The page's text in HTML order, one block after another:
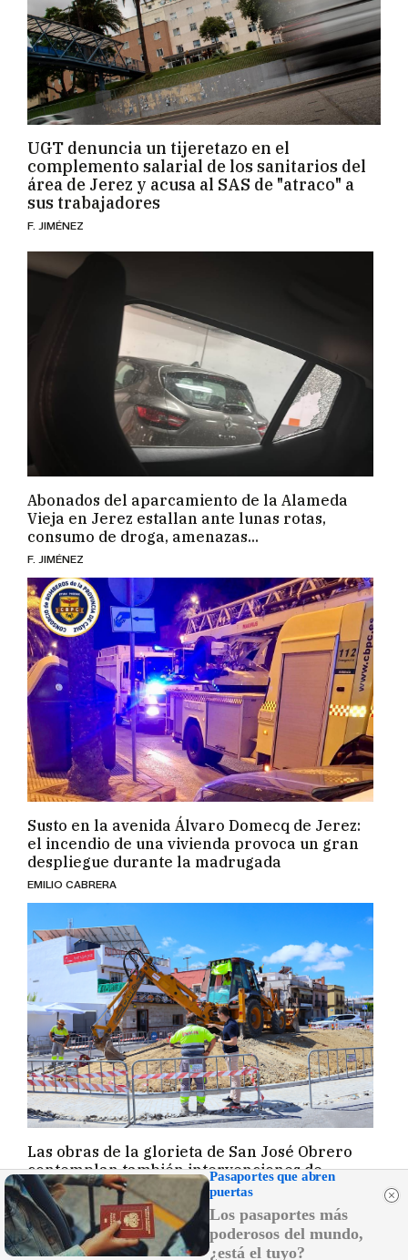
UGT denuncia un tijeretazo en el
complemento salarial de los sanitarios del
área de Jerez y acusa al SAS de "atraco" a
sus trabajadores
Abonados del aparcamiento de la Alameda
Vieja en Jerez estallan ante lunas rotas,
consumo de droga, amenazas...
Susto en la avenida Álvaro Domecq de Jerez:
el incendio de una vivienda provoca un gran
despliegue durante la madrugada
EMILIO CABRERA
Las obras de la glorieta de San José Obrero
contemplan también intervenciones de
rebajes en el acerado y el reasfaltado del
entorno
F. JIMÉNEZ
Pasaportes que abren
puertas
Los pasaportes más
poderosos del mundo,
¿está el tuyo?